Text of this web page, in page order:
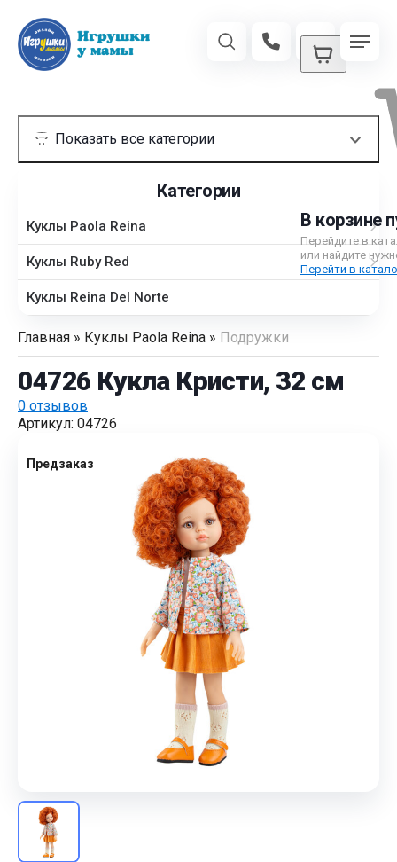
В корзине
Перейдите в
или найдите
Перейти в
Категории
Куклы Paola Reina
Куклы Ruby Red
Куклы Reina Del Norte
Главная » Куклы Paola Reina » Подружки
04726 Кукла Кристи, 32 см
0 отзывов
Артикул: 04726
Предзаказ